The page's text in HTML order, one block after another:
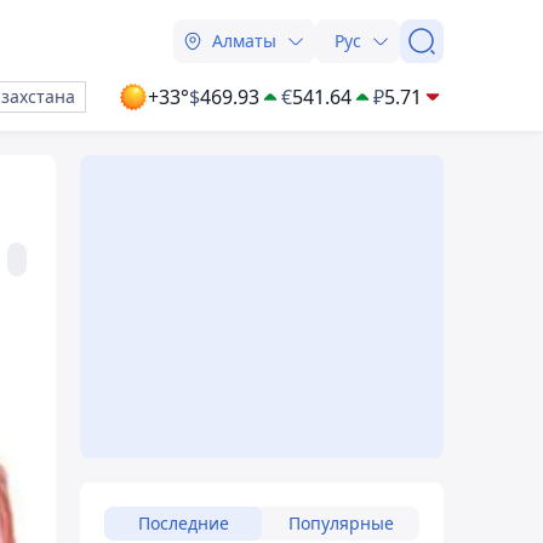
Алматы Рус
+33°$469.93 €541.64 ₽5.71
Последние Популярные